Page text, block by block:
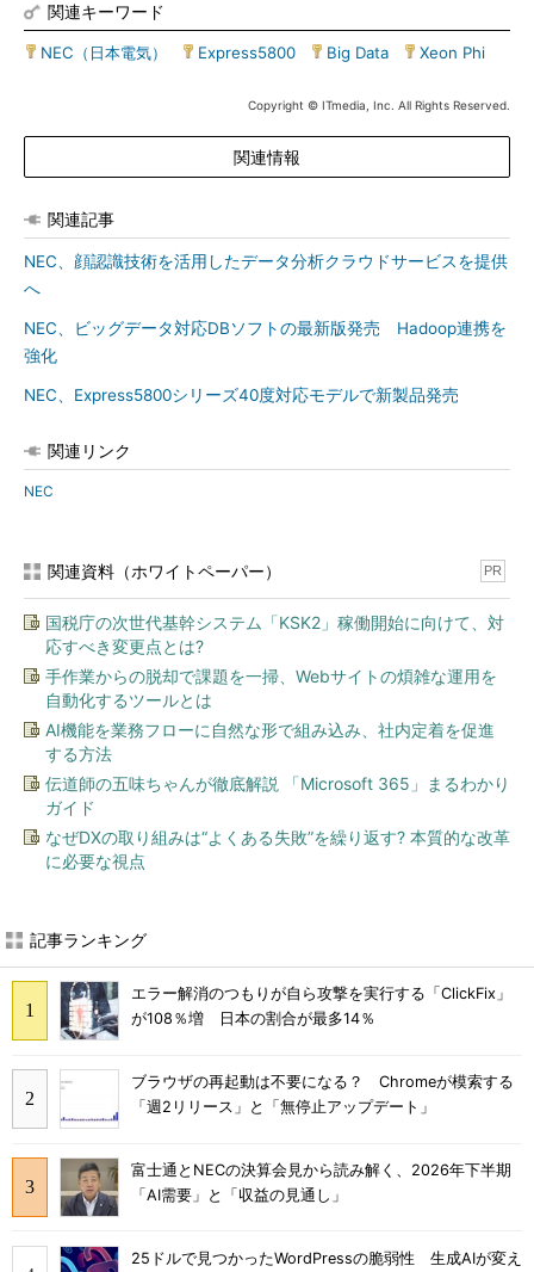
関連キーワード
NEC（日本電気） Express5800 Big Data Xeon Phi
Copyright © ITmedia, Inc. All Rights Reserved.
関連情報
関連記事
NEC、顔認識技術を活用したデータ分析クラウドサービスを提供
へ
NEC、ビッグデータ対応DBソフトの最新版発売 Hadoop連携を
強化
NEC、Express5800シリーズ40度対応モデルで新製品発売
関連リンク
NEC
関連資料（ホワイトペーパー） PR
国税庁の次世代基幹システム「KSK2」稼働開始に向けて、対
応すべき変更点とは?
手作業からの脱却で課題を一掃、Webサイトの煩雑な運用を
自動化するツールとは
AI機能を業務フローに自然な形で組み込み、社内定着を促進
する方法
伝道師の五味ちゃんが徹底解説 「Microsoft 365」まるわかり
ガイド
なぜDXの取り組みは“よくある失敗”を繰り返す? 本質的な改革
に必要な視点
記事ランキング
エラー解消のつもりが自ら攻撃を実行する「ClickFix」
が108％増 日本の割合が最多14％
ブラウザの再起動は不要になる？ Chromeが模索する
「週2リリース」と「無停止アップデート」
富士通とNECの決算会見から読み解く、2026年下半期
「AI需要」と「収益の見通し」
25ドルで見つかったWordPressの脆弱性 生成AIが変え